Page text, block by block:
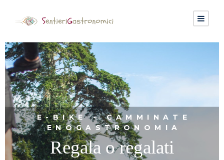
E-BIKE - CAMMINATE
ENOGASTRONOMIA
Regala o regalati